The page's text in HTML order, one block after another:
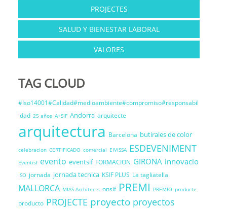
PROJECTES
SALUD Y BIENESTAR LABORAL
VALORES
TAG CLOUD
#Iso14001#Calidad#medioambiente#compromiso#responsabil
idad 25 años A+SIF Andorra arquitecte
arquitectura Barcelona butirales de color
celebracion CERTIFICADO comercial EIVISSA ESDEVENIMENT
Eventisf evento eventsif FORMACION GIRONA innovacio
ISO jornada jornada tecnica KSIF PLUS La tagliatella
MALLORCA MIAS Architects onsif PREMI PREMIO producte
producto PROJECTE proyecto proyectos